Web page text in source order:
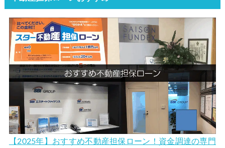
【2025年】おすすめ不動産担保ローン！資金調達の専門